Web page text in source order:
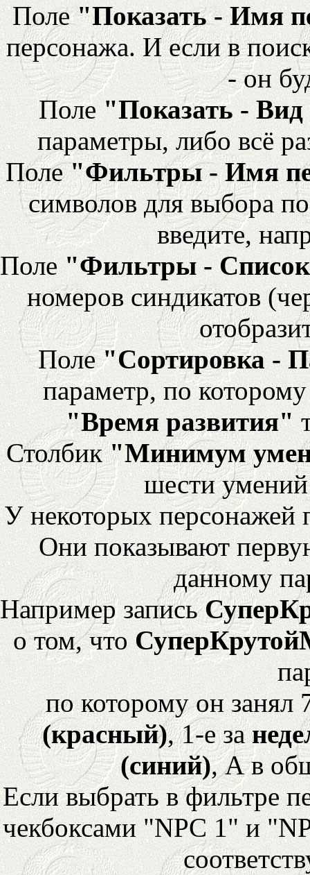
Поле"Показать - Имя
персонажа. И если в
- он
Поле "Показать -
параметры, либо всё
Поле"Фильтры - Имя
символов для выбора
введите,
Поле "Фильтры -
номеров синдикатов
Поле"Сортировка -
параметр, по
"Время развития"
Столбик"Минимум
шести
У некоторых персонажей
Они показывают
данному
Например запись
о том, что
по которому он
(красный), 1-е за
(синий), А в
Если выбрать в фильтре
чекбоксами "NPC 1" и